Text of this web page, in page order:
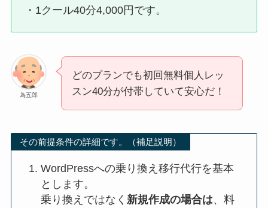
・1クール40分4,000円です。
為五郎
どのプランでも初回無料個人レッ
スン40分が付帯していて安心だ！
その前提条件の詳細です。（補足説明）
WordPressへの乗り換え移行代行を基本
とします。
乗り換えではなく 新規作成の場合は、料